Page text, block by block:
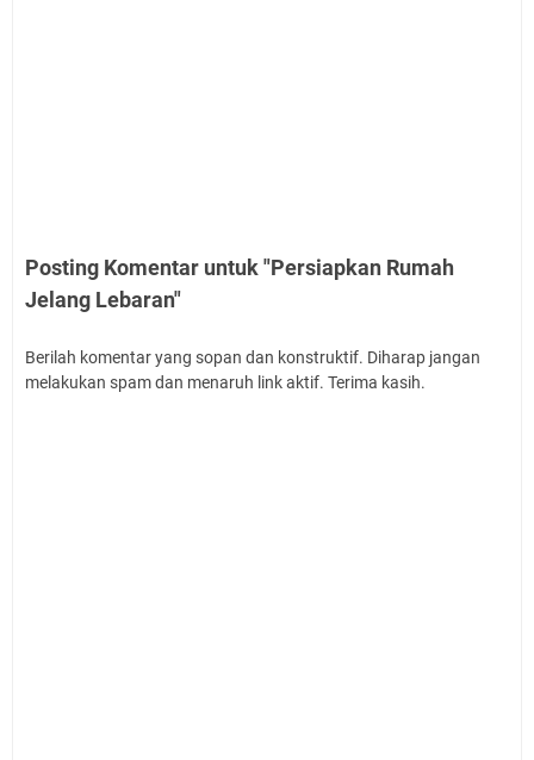
Posting Komentar untuk "Persiapkan Rumah
Jelang Lebaran"
Berilah komentar yang sopan dan konstruktif. Diharap jangan
melakukan spam dan menaruh link aktif. Terima kasih.